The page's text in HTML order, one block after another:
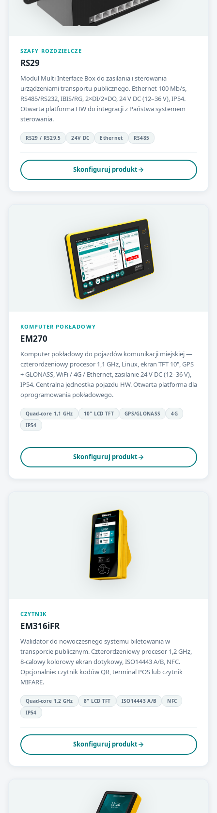
SZAFY ROZDZIELCZE
RS29
Moduł Multi Interface Box do zasilania i sterowania
urządzeniami transportu publicznego. Ethernet 100 Mb/s,
RS485/RS232, IBIS/RG, 2×DI/2×DO, 24 V DC (12–36 V), IP54.
Otwarta platforma HW do integracji z Państwa systemem
sterowania.
RS29 / RS29.5 24V DC Ethernet RS485
Skonfiguruj produkt
KOMPUTER POKŁADOWY
EM270
Komputer pokładowy do pojazdów komunikacji miejskiej —
czterordzeniowy procesor 1,1 GHz, Linux, ekran TFT 10", GPS
+ GLONASS, WiFi / 4G / Ethernet, zasilanie 24 V DC (12–36 V),
IP54. Centralna jednostka pojazdu HW. Otwarta platforma dla
oprogramowania pokładowego.
Quad-core 1,1 GHz 10" LCD TFT GPS/GLONASS
4G
IP54
Skonfiguruj produkt
CZYTNIK
EM316iFR
Walidator do nowoczesnego systemu biletowania w
transporcie publicznym. Czterordzeniowy procesor 1,2 GHz,
8-calowy kolorowy ekran dotykowy, ISO14443 A/B, NFC.
Opcjonalnie: czytnik kodów QR, terminal POS lub czytnik
MIFARE.
Quad-core 1,2 GHz 8" LCD TFT ISO14443 A/B
NFC
IP54
Skonfiguruj produkt